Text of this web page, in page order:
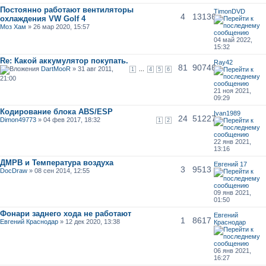
Постоянно работают вентиляторы
охлаждения VW Golf 4
Моз Хам » 26 мар 2020, 15:57
4 13136
TimonDVD
04 май 2022,
15:32
Re: Какой аккумулятор покупать.
1 4 5 6
DartMooR » 31 авг 2011,
21:00
81 90746
Ray42
21 ноя 2021,
09:29
Кодирование блока ABS/ESP
1 2
Dimon49773 » 04 фев 2017, 18:32 24 51227
Ivan1989
22 янв 2021,
13:16
ДМРВ и Температура воздуха
DocDraw » 08 сен 2014, 12:55 3 9513
Евгений 17
09 янв 2021,
01:50
Фонари заднего хода не работают
Евгений Краснодар » 12 дек 2020, 13:38 1 8617
Евгений
Краснодар
06 янв 2021,
16:27